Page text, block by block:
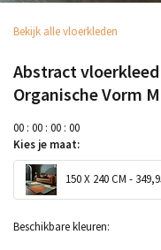
Bekijk alle vloerkleden
Abstract
Organische Vorm
00 : 00 : 00 : 00
Kies je maat:
150 X 240 CM -
Beschikbare kleuren: